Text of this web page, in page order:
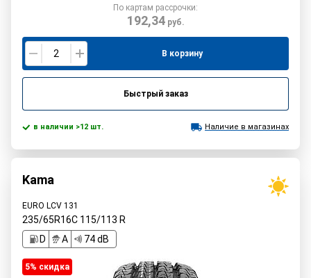
По картам рассрочки:
192,34руб.
В корзину
Быстрый заказ
в наличии >12 шт. Наличие в магазинах
Kama
EURO LCV 131
235/65R16C 115/113 R
D
A 74 dB
5% cкидка